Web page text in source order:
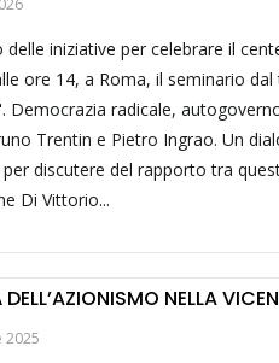
delle iniziative per celebrare il
ore 14, a Roma, il seminario
radicale,
Trentin e Pietro Ingrao. Un
discutere del rapporto tra
Di Vittorio...
DELL’AZIONISMO NELLA
2025